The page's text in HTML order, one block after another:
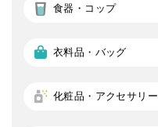
食器・コップ
衣料品・バッグ
化粧品・アクセサリー